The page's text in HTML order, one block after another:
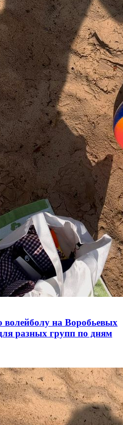
волейболу на Воробьевых
разных групп по дням